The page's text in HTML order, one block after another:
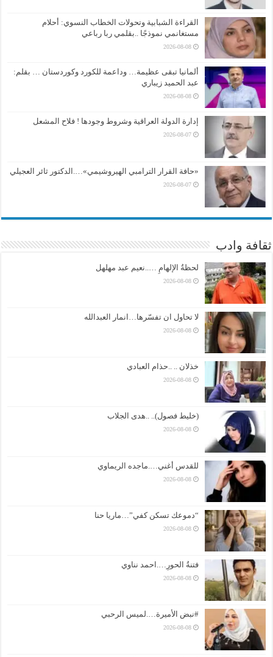
القراءة الشبابية وتحولات الخطاب النسوي: أحلام
مستغانمي نموذجًا ..بقلمي ربا رباعي
2026-08-08
ألمانيا تبقى عظيمة… وداعمة للكورد وكوردستان … بقلم:
عبد الحميد زيباري
2026-08-08
إدارة الدولة العراقية وشروط وجودها ! فلاح المشعل
2026-08-07
«حافة القرار الترامبي الهيروشيمي»….الدكتور ثائر العجيلي
2026-08-07
ثقافة وادب
لحظةُ الإلهامِ …..نعيم عبد مهلهل
2026-08-08
لا تحاول ان تفسّرها…انمار العبدالله
2026-08-08
خذلان .. ..حذام العبادي
2026-08-08
(خليط فصول).. ..هدى الجلاب
2026-08-08
للقدس أغني….ماجده الريماوي
2026-08-08
“دموعك تسكن كفي”…ماريا حنا
2026-08-08
فتنةُ الحورِ….احمد نناوي
2026-08-08
#نبض الأميرة….لميس الرحبي
2026-08-08